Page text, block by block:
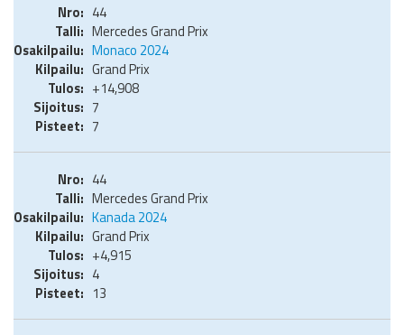
44
Mercedes Grand Prix
Monaco 2024
Grand Prix
+14,908
7
7
44
Mercedes Grand Prix
Kanada 2024
Grand Prix
+4,915
4
13